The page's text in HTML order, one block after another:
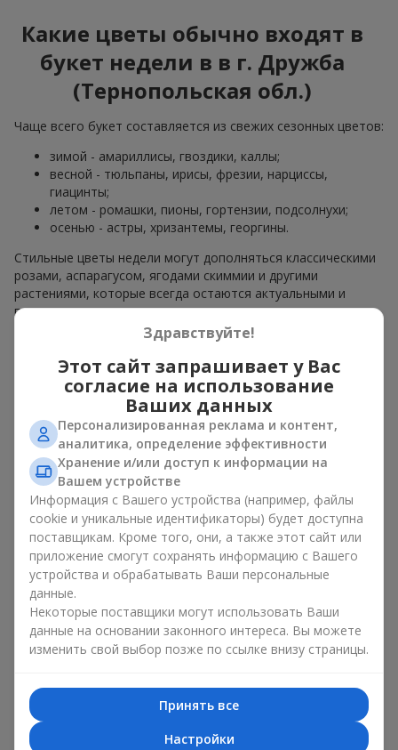
Какие цветы обычно входят в
букет недели в в г. Дружба
(Тернопольская обл.)
Чаще всего букет составляется из свежих сезонных цветов:
зимой - амариллисы, гвоздики, каллы;
весной - тюльпаны, ирисы, фрезии, нарциссы,
гиацинты;
летом - ромашки, пионы, гортензии, подсолнухи;
осенью - астры, хризантемы, георгины.
Стильные цветы недели могут дополняться классическими
розами, аспарагусом, ягодами скиммии и другими
растениями, которые всегда остаются актуальными и
прекрасно завершают композицию.
Почему стоит заказать букет
недели в в г. Дружба
(Тернопольская обл.) прямо сейчас
Роскошный букет недели - это модно, стильно и
оригинально. Каждый раз - уникальная сезонная
композиция с новым настроением.
Ограниченное время действия
Предложение действует только 7 дней. Оно полностью
уникально, и аналогов вы не найдете нигде. Это как
дизайнерская вещь, которую хотят все, но могут
позволить себе немногие. В случае с букетом недели цена
доступна для каждого.
Идеальный подарок на любой
случай в в г. Дружба
Здравствуйте!
Этот сайт запрашивает у Вас
согласие на использование
Ваших данных
Персонализированная реклама и контент,
аналитика, определение эффективности
Хранение и/или доступ к информации на
Вашем устройстве
Информация с Вашего устройства (например, файлы
cookie и уникальные идентификаторы) будет доступна
поставщикам. Кроме того, они, а также этот сайт или
приложение смогут сохранять информацию с Вашего
устройства и обрабатывать Ваши персональные
данные.
Некоторые поставщики могут использовать Ваши
данные на основании законного интереса. Вы можете
изменить свой выбор позже по ссылке внизу страницы.
Принять все
Настройки